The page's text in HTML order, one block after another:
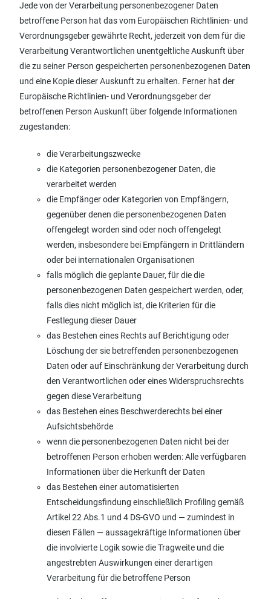
Jede von der Verarbeitung personenbezogener Daten
betroffene Person hat das vom Europäischen Richtlinien- und
Verordnungsgeber gewährte Recht, jederzeit von dem für die
Verarbeitung Verantwortlichen unentgeltliche Auskunft über
die zu seiner Person gespeicherten personenbezogenen Daten
und eine Kopie dieser Auskunft zu erhalten. Ferner hat der
Europäische Richtlinien- und Verordnungsgeber der
betroffenen Person Auskunft über folgende Informationen
zugestanden:
die Verarbeitungszwecke
die Kategorien personenbezogener Daten, die
verarbeitet werden
die Empfänger oder Kategorien von Empfängern,
gegenüber denen die personenbezogenen Daten
offengelegt worden sind oder noch offengelegt
werden, insbesondere bei Empfängern in Drittländern
oder bei internationalen Organisationen
falls möglich die geplante Dauer, für die die
personenbezogenen Daten gespeichert werden, oder,
falls dies nicht möglich ist, die Kriterien für die
Festlegung dieser Dauer
das Bestehen eines Rechts auf Berichtigung oder
Löschung der sie betreffenden personenbezogenen
Daten oder auf Einschränkung der Verarbeitung durch
den Verantwortlichen oder eines Widerspruchsrechts
gegen diese Verarbeitung
das Bestehen eines Beschwerderechts bei einer
Aufsichtsbehörde
wenn die personenbezogenen Daten nicht bei der
betroffenen Person erhoben werden: Alle verfügbaren
Informationen über die Herkunft der Daten
das Bestehen einer automatisierten
Entscheidungsfindung einschließlich Profiling gemäß
Artikel 22 Abs.1 und 4 DS-GVO und — zumindest in
diesen Fällen — aussagekräftige Informationen über
die involvierte Logik sowie die Tragweite und die
angestrebten Auswirkungen einer derartigen
Verarbeitung für die betroffene Person